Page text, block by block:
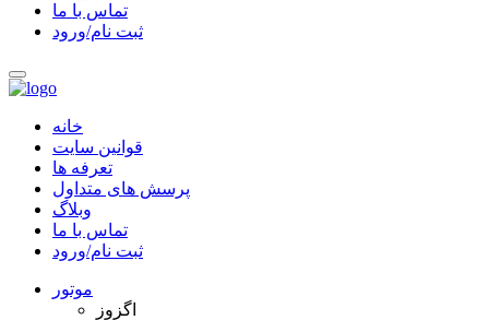
تماس با ما
ثبت نام/ورود
خانه
قوانین سایت
تعرفه ها
پرسش های متداول
وبلاگ
تماس با ما
ثبت نام/ورود
موتور
اگزوز